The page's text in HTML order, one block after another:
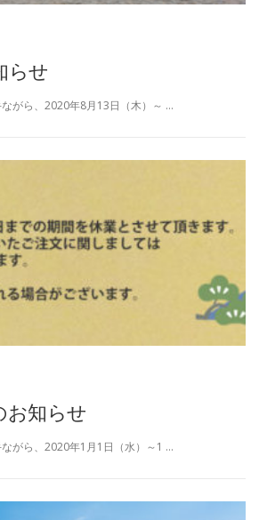
らせ
がら、2020年8月13日（木）～ …
お知らせ
がら、2020年1月1日（水）～1 …